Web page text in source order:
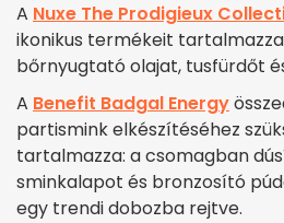
A Nuxe The Prodigieux
ikonikus termékeit
bőrnyugtató olajat, tusfürdőt
A Benefit Badgal Energy
partismink elkészítéséhez
tartalmazza: a csomagban
sminkalapot és bronzosító
egy trendi dobozba rejtve.